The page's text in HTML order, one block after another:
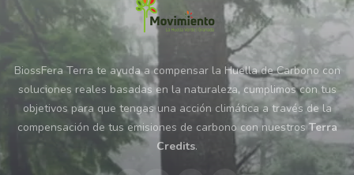
BiossFera Terra te ayuda a compensar la Huella de Carbono con
soluciones reales basadas en la naturaleza, cumplimos con tus
objetivos para que tengas una acción climática a través de la
compensación de tus emisiones de carbono con nuestrosTerra
Credits.